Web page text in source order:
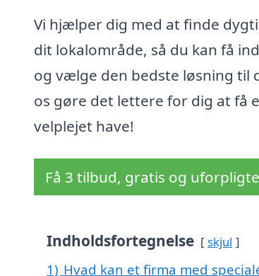
Vi hjælper dig med at finde
dit lokalområde, så du kan få
og vælge den bedste løsning til
os gøre det lettere for dig at få
velplejet have!
Få 3 tilbud, gratis og
Indholdsfortegnelse skjul
1) Hvad kan et firma med